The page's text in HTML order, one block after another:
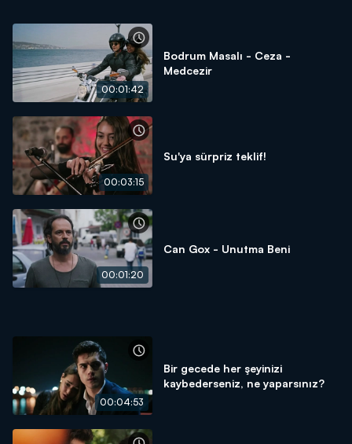
00:01:42
Bodrum Masalı - Ceza -
Medcezir
00:03:15
Su'ya sürpriz teklif!
00:01:20
Can Gox - Unutma Beni
00:04:53
Bir gecede her şeyinizi
kaybederseniz, ne yaparsınız?